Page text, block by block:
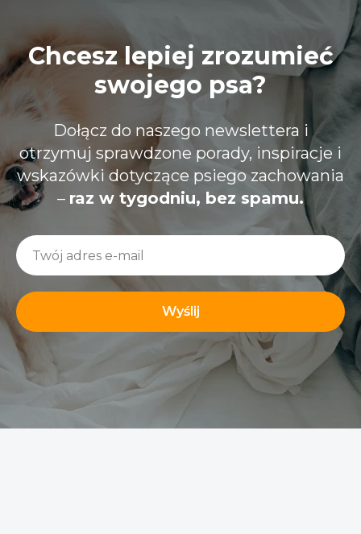
Chcesz lepiej zrozumieć
swojego psa?
Dołącz do naszego newslettera i
otrzymuj sprawdzone porady, inspiracje i
wskazówki dotyczące psiego zachowania
– raz w tygodniu, bez spamu.
Wyślij